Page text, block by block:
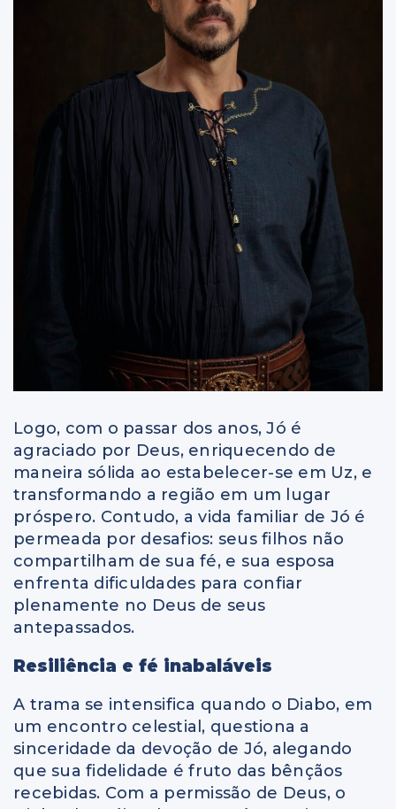
Logo, com o passar dos anos, Jó é
agraciado por Deus, enriquecendo de
maneira sólida ao estabelecer-se em Uz, e
transformando a região em um lugar
próspero. Contudo, a vida familiar de Jó é
permeada por desafios: seus filhos não
compartilham de sua fé, e sua esposa
enfrenta dificuldades para confiar
plenamente no Deus de seus
antepassados.
Resiliência e fé inabaláveis
A trama se intensifica quando o Diabo, em
um encontro celestial, questiona a
sinceridade da devoção de Jó, alegando
que sua fidelidade é fruto das bênçãos
recebidas. Com a permissão de Deus, o